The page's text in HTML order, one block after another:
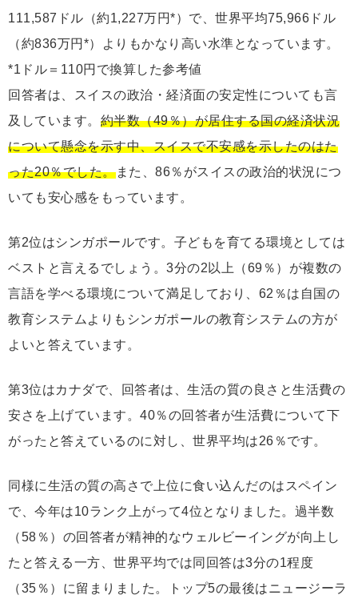
111,587ドル（約1,227万円*）で、世界平均75,966ドル
（約836万円*）よりもかなり高い水準となっています。
*1ドル＝110円で換算した参考値
回答者は、スイスの政治・経済面の安定性についても言
及しています。 約半数（49％）が居住する国の経済状況
について懸念を示す中、スイスで不安感を示したのはた
った20％でした。また、86％がスイスの政治的状況につ
いても安心感をもっています。
第2位はシンガポールです。子どもを育てる環境としては
ベストと言えるでしょう。3分の2以上（69％）が複数の
言語を学べる環境について満足しており、62％は自国の
教育システムよりもシンガポールの教育システムの方が
よいと答えています。
第3位はカナダで、回答者は、生活の質の良さと生活費の
安さを上げています。40％の回答者が生活費について下
がったと答えているのに対し、世界平均は26％です。
同様に生活の質の高さで上位に食い込んだのはスペイン
で、今年は10ランク上がって4位となりました。過半数
（58％）の回答者が精神的なウェルビーイングが向上し
たと答える一方、世界平均では同回答は3分の1程度
（35％）に留まりました。トップ5の最後はニュージーラ